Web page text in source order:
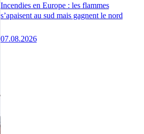
Incendies en Europe : les flammes
s’apaisent au sud mais gagnent le nord
07.08.2026